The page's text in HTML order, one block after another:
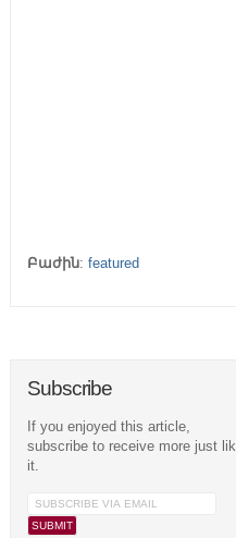
Բաժին: featured
Subscribe
If you enjoyed this article,
subscribe to receive more just
it.